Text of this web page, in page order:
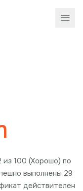
из 100 (Хорошо) по
выполнены 29
действителен